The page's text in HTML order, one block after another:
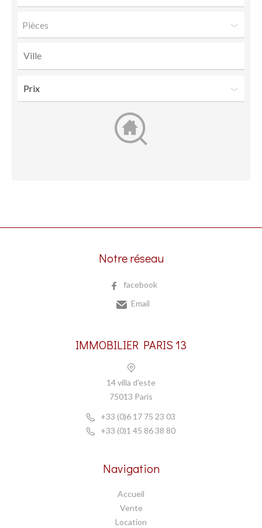
Pièces
Notre réseau
facebook
Email
IMMOBILIER PARIS 13
14 villa d'este
75013 Paris
+33 (0)6 17 75 23 03
+33 (0)1 45 86 38 80
Navigation
Accueil
Vente
Location